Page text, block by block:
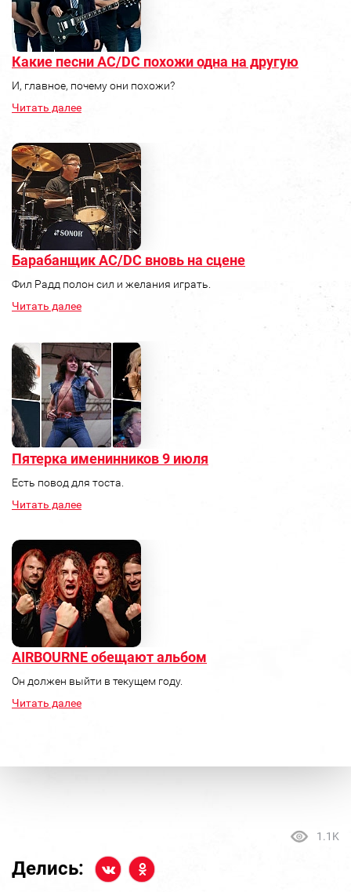
Какие песни AC/DC похожи одна на другую
И, главное, почему они похожи?
Читать далее
Барабанщик AC/DC вновь на сцене
Фил Радд полон сил и желания играть.
Читать далее
Пятерка именинников 9 июля
Есть повод для тоста.
Читать далее
AIRBOURNE обещают альбом
Он должен выйти в текущем году.
Читать далее
1.1K
Делись: